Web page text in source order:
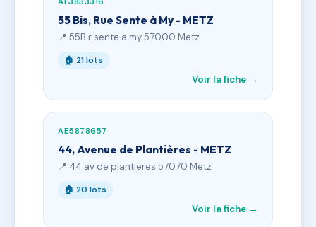
55 Bis, Rue Sente à My - METZ
📍 55B r sente a my 57000 Metz
🏠 21 lots
Voir la fiche →
AE5878657
44, Avenue de Plantières - METZ
📍 44 av de plantieres 57070 Metz
🏠 20 lots
Voir la fiche →